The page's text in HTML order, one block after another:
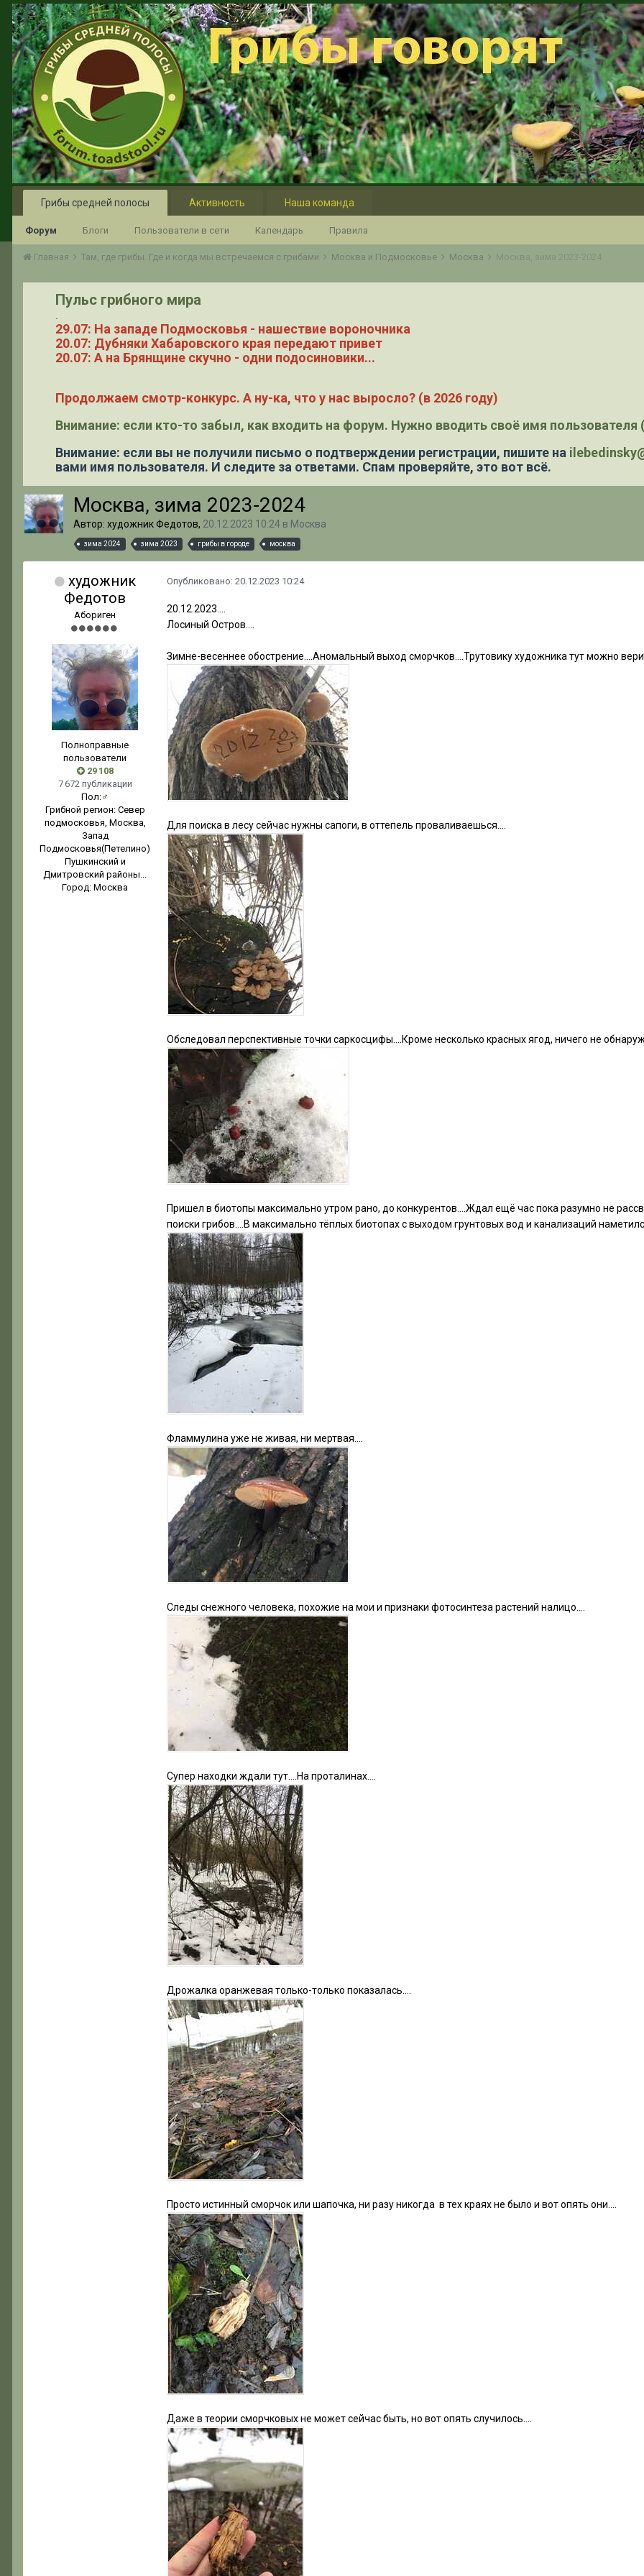
Грибы средней полосы
Форум Блоги Пользователи в сети Календарь Правила
Активность Наша команда
Главная Там, где грибы. Где и когда мы встречаемся с грибами Москва и Подмосковье Москва Москва, зима 2023-2024
Пульс грибного мира
.
29.07: На западе Подмосковья - нашествие вороночника
20.07: Дубняки Хабаровского края передают привет
20.07: А на Брянщине скучно - одни подосиновики...
Продолжаем смотр-конкурс. А ну-ка, что у нас выросло? (в 2026 году)
Внимание: если кто-то забыл, как входить на форум. Нужно вводить своё имя пользователя
Внимание: если вы не получили письмо о подтверждении регистрации, пишите на
вами имя пользователя. И следите за ответами. Спам проверяйте, это вот всё.
Москва, зима 2023-2024
Автор: художник Федотов, 20.12.2023 10:24 в Москва
зима 2024 зима 2023 грибы в городе москва
художник
Федотов
Абориген
Полноправные
пользователи
29 108
7 672 публикации
Пол:♂
Грибной регион: Север
подмосковья, Москва,
Запад
Подмосковья(Петелино)
Пушкинский и
Дмитровский районы...
Город: Москва
Опубликовано: 20.12.2023 10:24
20.12.2023….
Лосиный Остров….
Зимне-весеннее обострение….Аномальный выход сморчков….Трутовику художника тут можно
Для поиска в лесу сейчас нужны сапоги, в оттепель проваливаешься….
Обследовал перспективные точки саркосцифы….Кроме несколько красных ягод, ничего не
Пришел в биотопы максимально утром рано, до конкурентов….Ждал ещё час пока разумно не
поиски грибов….В максимально тёплых биотопах с выходом грунтовых вод и канализаций
Фламмулина уже не живая, ни мертвая….
Следы снежного человека, похожие на мои и признаки фотосинтеза растений налицо….
Супер находки ждали тут….На проталинах….
Дрожалка оранжевая только-только показалась….
Просто истинный сморчок или шапочка, ни разу никогда в тех краях не было и вот опять они….
Даже в теории сморчковых не может сейчас быть, но вот опять случилось….